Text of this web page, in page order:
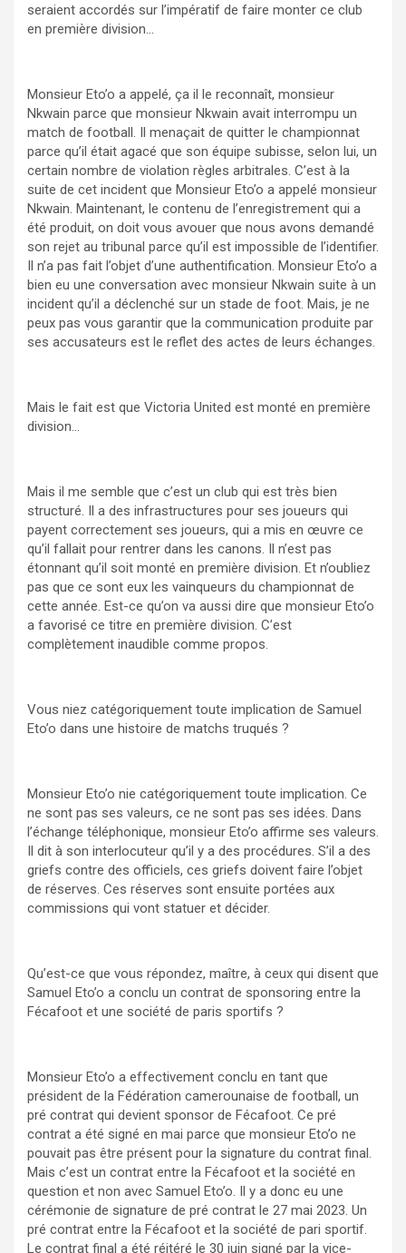
seraient accordés sur l’impératif de faire monter ce club
en première division…
Monsieur Eto’o a appelé, ça il le reconnaît, monsieur
Nkwain parce que monsieur Nkwain avait interrompu un
match de football. Il menaçait de quitter le championnat
parce qu’il était agacé que son équipe subisse, selon lui, un
certain nombre de violation règles arbitrales. C’est à la
suite de cet incident que Monsieur Eto’o a appelé monsieur
Nkwain. Maintenant, le contenu de l’enregistrement qui a
été produit, on doit vous avouer que nous avons demandé
son rejet au tribunal parce qu’il est impossible de l’identifier.
Il n’a pas fait l’objet d’une authentification. Monsieur Eto’o a
bien eu une conversation avec monsieur Nkwain suite à un
incident qu’il a déclenché sur un stade de foot. Mais, je ne
peux pas vous garantir que la communication produite par
ses accusateurs est le reflet des actes de leurs échanges.
Mais le fait est que Victoria United est monté en première
division…
Mais il me semble que c’est un club qui est très bien
structuré. Il a des infrastructures pour ses joueurs qui
payent correctement ses joueurs, qui a mis en œuvre ce
qu’il fallait pour rentrer dans les canons. Il n’est pas
étonnant qu’il soit monté en première division. Et n’oubliez
pas que ce sont eux les vainqueurs du championnat de
cette année. Est-ce qu’on va aussi dire que monsieur Eto’o
a favorisé ce titre en première division. C’est
complètement inaudible comme propos.
Vous niez catégoriquement toute implication de Samuel
Eto’o dans une histoire de matchs truqués ?
Monsieur Eto’o nie catégoriquement toute implication. Ce
ne sont pas ses valeurs, ce ne sont pas ses idées. Dans
l’échange téléphonique, monsieur Eto’o affirme ses valeurs.
Il dit à son interlocuteur qu’il y a des procédures. S’il a des
griefs contre des officiels, ces griefs doivent faire l’objet
de réserves. Ces réserves sont ensuite portées aux
commissions qui vont statuer et décider.
Qu’est-ce que vous répondez, maître, à ceux qui disent que
Samuel Eto’o a conclu un contrat de sponsoring entre la
Fécafoot et une société de paris sportifs ?
Monsieur Eto’o a effectivement conclu en tant que
président de la Fédération camerounaise de football, un
pré contrat qui devient sponsor de Fécafoot. Ce pré
contrat a été signé en mai parce que monsieur Eto’o ne
pouvait pas être présent pour la signature du contrat final.
Mais c’est un contrat entre la Fécafoot et la société en
question et non avec Samuel Eto’o. Il y a donc eu une
cérémonie de signature de pré contrat le 27 mai 2023. Un
pré contrat entre la Fécafoot et la société de pari sportif.
Le contrat final a été réitéré le 30 juin signé par la vice-